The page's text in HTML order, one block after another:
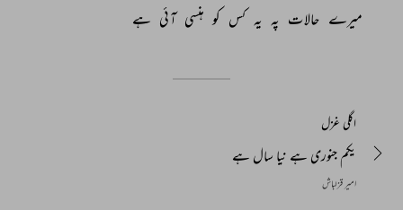
میرے حالات پہ یہ کس کو ہنسی آئی ہے
اگلی غزل
یکم جنوری ہے نیا سال ہے
امیر قزلباش